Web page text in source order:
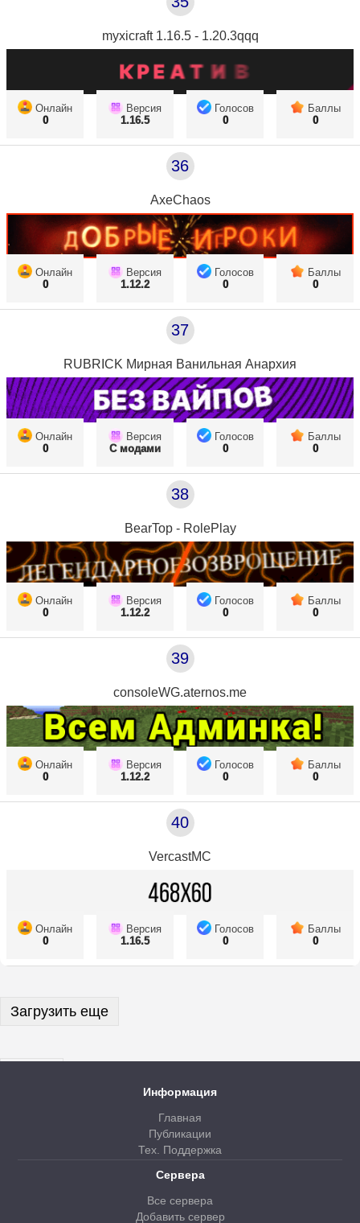
myxicraft 1.16.5 - 1.20.3qqq
Онлайн
0
Версия
1.16.5
Голосов
0
Баллы
0
36
AxeChaos
Онлайн
0
Версия
1.12.2
Голосов
0
Баллы
0
37
RUBRICK Мирная Ванильная Анархия
Онлайн
0
Версия
С модами
Голосов
0
Баллы
0
38
BearTop - RolePlay
Онлайн
0
Версия
1.12.2
Голосов
0
Баллы
0
39
consoleWG.aternos.me
Онлайн
0
Версия
1.12.2
Голосов
0
Баллы
0
40
VercastMC
Онлайн
0
Версия
1.16.5
Голосов
0
Баллы
0
Загрузить еще
Информация
Главная
Публикации
Тех. Поддержка
Сервера
Все сервера
Добавить сервер